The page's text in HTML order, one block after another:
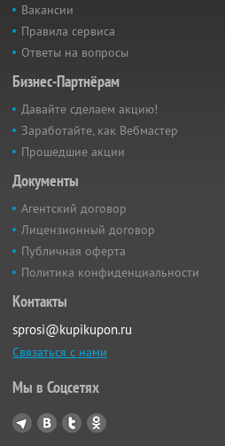
Вакансии
Правила сервиса
Ответы на вопросы
Бизнес-Партнёрам
Давайте сделаем акцию!
Заработайте, как Вебмастер
Прошедшие акции
Документы
Агентский договор
Лицензионный договор
Публичная оферта
Политика конфиденциальности
Контакты
sprosi@kupikupon.ru
Связаться с нами
Мы в Соцсетях